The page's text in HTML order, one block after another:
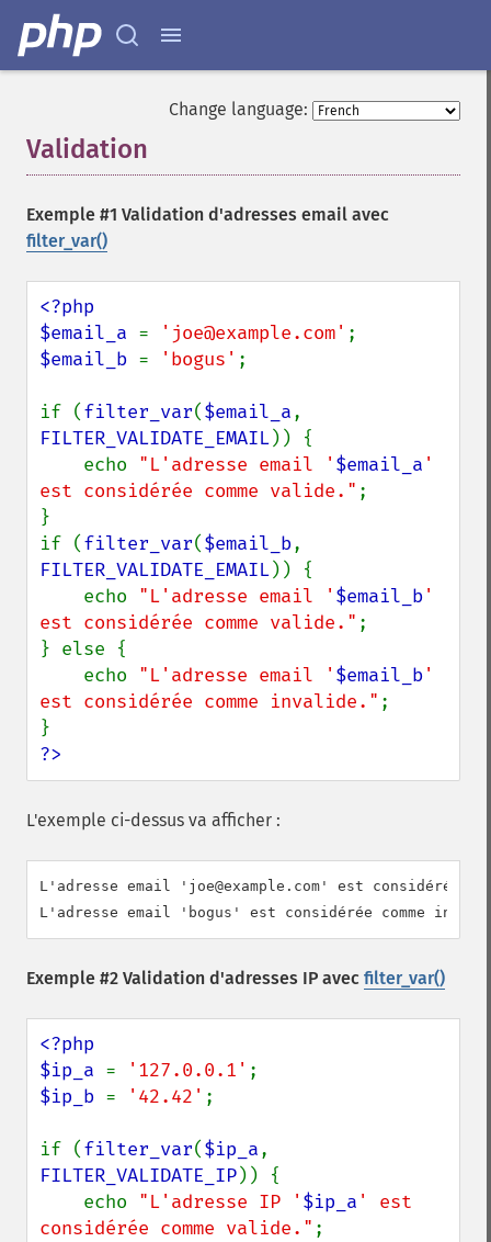
Change language:
Validation
Exemple #1 Validation d'adresses email avec
filter_var()
<?php
$email_a = 'joe@example.com'
$email_b = 'bogus' ;
if (filter_var($email_a
FILTER_VALIDATE_EMAIL)) {
    echo
"L'adresse email ' $email_a '
est considérée comme valide." ;
}
if (filter_var($email_b
FILTER_VALIDATE_EMAIL)) {
    echo
"L'adresse email ' $email_b'
est considérée comme valide." ;
} else {
    echo
"L'adresse email ' $email_b'
est considérée comme invalide." ;
?>
L'exemple ci-dessus va afficher :
L'adresse email 'joe@example.com' est considérée
Exemple #2 Validation d'adresses IP avec filter_var()
<?php
$ip_a = '127.0.0.1'
$ip_b = '42.42' ;
if (filter_var($ip_a
FILTER_VALIDATE_IP)) {
    echo
"L'adresse IP ' $ip_a ' est
considérée comme valide." ;